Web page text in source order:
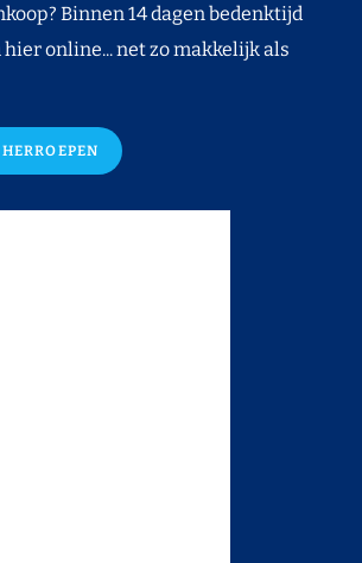
Binnen 14 dagen bedenktijd
online... net zo makkelijk als